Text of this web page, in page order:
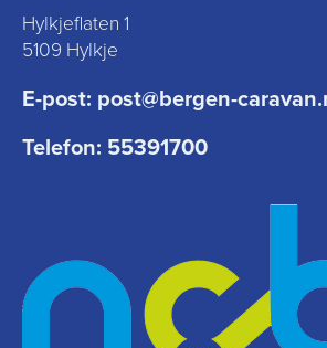
Hylkjeflaten 1
5109 Hylkje
E-post: post@bergen-
Telefon: 55391700